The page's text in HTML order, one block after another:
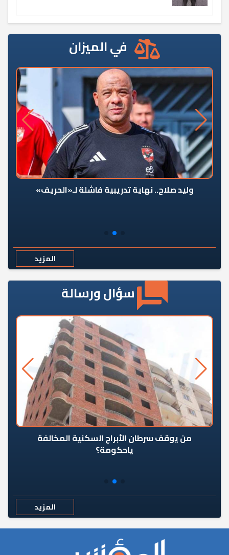
في الميزان
وليد صلاح.. نهاية تدريبية فاشلة لـ«الحريف»
المزيد
سؤال ورسالة
من يوقف سرطان الأبراج السكنية المخالفة
ياحكومة؟
المزيد